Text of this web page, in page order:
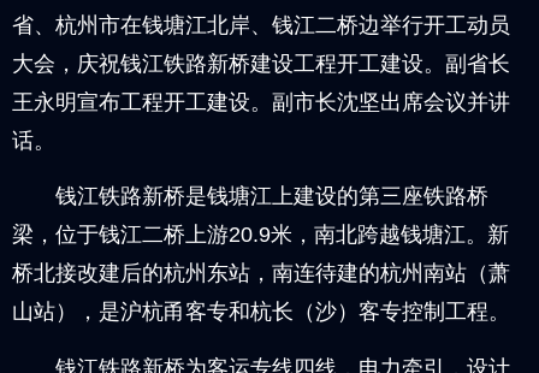
省、杭州市在钱塘江北岸、钱江二桥边举行开工动员
大会，庆祝钱江铁路新桥建设工程开工建设。副省长
王永明宣布工程开工建设。副市长沈坚出席会议并讲
话。
钱江铁路新桥是钱塘江上建设的第三座铁路桥
梁，位于钱江二桥上游20.9米，南北跨越钱塘江。新
桥北接改建后的杭州东站，南连待建的杭州南站（萧
山站），是沪杭甬客专和杭长（沙）客专控制工程。
钱江铁路新桥为客运专线四线，电力牵引，设计